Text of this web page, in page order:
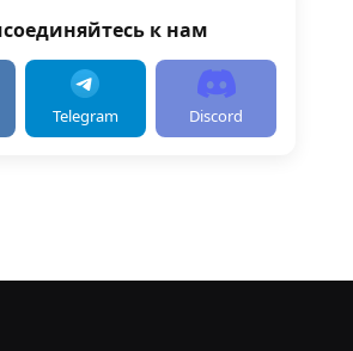
к нам
Telegram Discord